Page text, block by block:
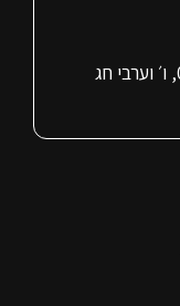
שעות פתיחה: א-ה 09:00-19:00, ו׳ וערבי חג